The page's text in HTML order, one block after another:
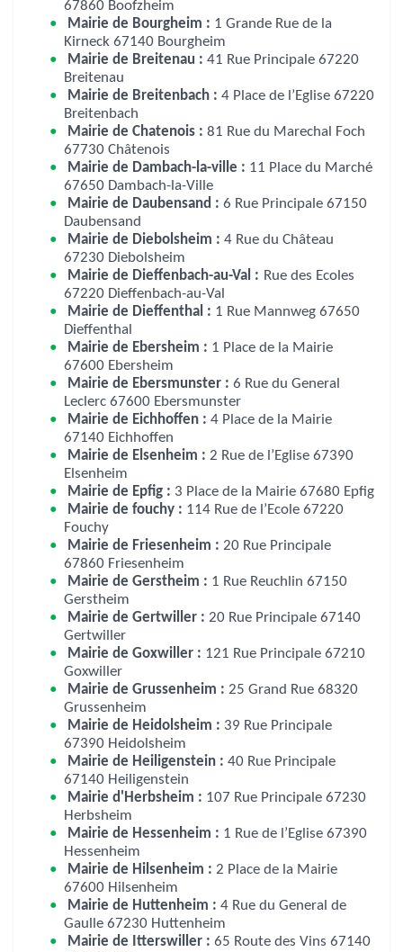
67860 Boofzheim
Mairie de Bourgheim :
Kirneck 67140 Bourgheim
Mairie de Breitenau : 41 Rue Principale 67220
Breitenau
Mairie de Breitenbach : 4 Place de l’Eglise 67220
Breitenbach
Mairie de Chatenois : 81 Rue du Marechal Foch
67730 Châtenois
Mairie de Dambach-la-ville :
67650 Dambach-la-Ville
Mairie de Daubensand : 6 Rue Principale 67150
Daubensand
Mairie de Diebolsheim : 4 Rue du Château
67230 Diebolsheim
Mairie de Dieffenbach-au-Val :
67220 Dieffenbach-au-Val
Mairie de Dieffenthal :
Dieffenthal
Mairie de Ebersheim :
67600 Ebersheim
Mairie de Ebersmunster : 6 Rue du General
Leclerc 67600 Ebersmunster
Mairie de Eichhoffen : 4 Place de la Mairie
67140 Eichhoffen
Mairie de Elsenheim : 2 Rue de l’Eglise 67390
Elsenheim
Mairie de Epfig :
3 Place de la Mairie 67680 Epfig
Mairie de fouchy :
Fouchy
Mairie de Friesenheim : 20 Rue Principale
67860 Friesenheim
Mairie de Gerstheim :
Gerstheim
Mairie de Gertwiller : 20 Rue Principale 67140
Gertwiller
Mairie de Goxwiller :
Goxwiller
Mairie de Grussenheim : 25 Grand Rue 68320
Grussenheim
Mairie de Heidolsheim :
67390 Heidolsheim
Mairie de Heiligenstein : 40 Rue Principale
67140 Heiligenstein
Mairie d'Herbsheim :
Herbsheim
Mairie de Hessenheim :
Hessenheim
Mairie de Hilsenheim : 2 Place de la Mairie
67600 Hilsenheim
Mairie de Huttenheim : 4 Rue du General de
Gaulle 67230 Huttenheim
Mairie de Itterswiller : 65 Route des Vins 67140